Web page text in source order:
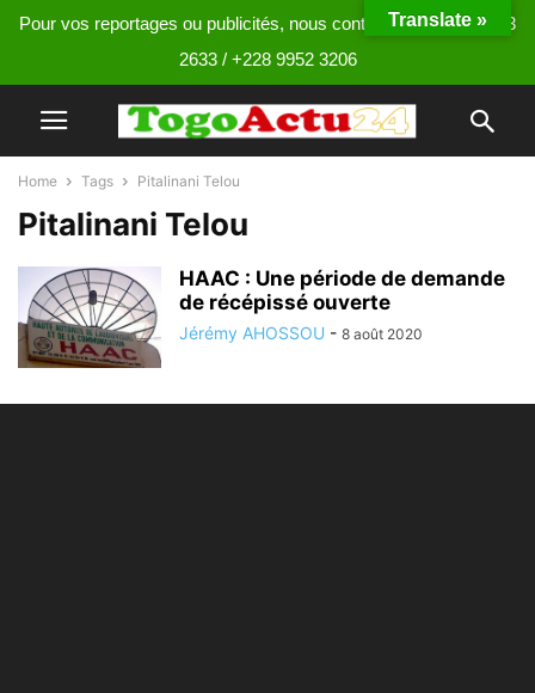
Pour vos reportages ou publicités, nous contacter au +228 9013
2633 / +228 9952 3206
Home Tags Pitalinani Telou
Pitalinani Telou
HAAC : Une période de demande
de récépissé ouverte
Jérémy AHOSSOU - 8 août 2020
Translate »